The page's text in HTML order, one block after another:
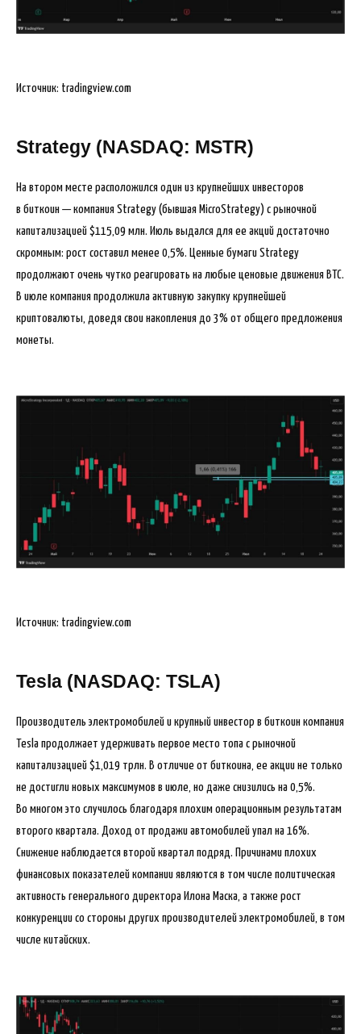
Источник: tradingview.com
Strategy (NASDAQ: MSTR)
На втором месте расположился один из крупнейших инвесторов
в биткоин — компания Strategy (бывшая MicroStrategy) с рыночной
капитализацией $115,09 млн. Июль выдался для ее акций достаточно
скромным: рост составил менее 0,5%. Ценные бумаги Strategy
продолжают очень чутко реагировать на любые ценовые движения BTC.
В июле компания продолжила активную закупку крупнейшей
криптовалюты, доведя свои накопления до 3% от общего предложения
монеты.
Источник: tradingview.com
Tesla (NASDAQ: TSLA)
Производитель электромобилей и крупный инвестор в биткоин компания
Tesla продолжает удерживать первое место топа с рыночной
капитализацией $1,019 трлн. В отличие от биткоина, ее акции не только
не достигли новых максимумов в июле, но даже снизились на 0,5%.
Во многом это случилось благодаря плохим операционным результатам
второго квартала. Доход от продажи автомобилей упал на 16%.
Снижение наблюдается второй квартал подряд. Причинами плохих
финансовых показателей компании являются в том числе политическая
активность генерального директора Илона Маска, а также рост
конкуренции со стороны других производителей электромобилей, в том
числе китайских.